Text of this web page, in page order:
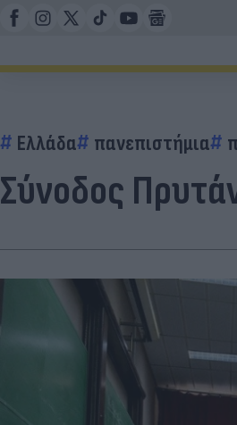
Ελλάδα πανεπιστήμια
Σύνοδος